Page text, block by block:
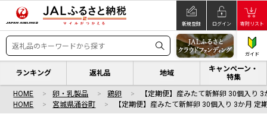
新規登録 ログイン 寄附リスト
ガイド
ランキング 返礼品 地域
キャンペーン・
特集
HOME 卵・乳製品 鶏卵
【定期便】産みたて新鮮卵 30個入り
HOME
宮城県涌谷町 【定期便】産みたて新鮮卵 30個入り 3か月 定